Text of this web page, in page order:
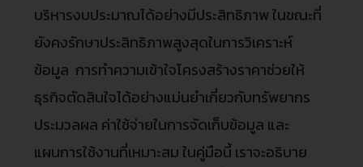
บริหารงบประมาณได้อย่างมีประสิทธิภาพ ในขณะที่
ยังคงรักษาประสิทธิภาพสูงสุดในการวิเคราะห์
ข้อมูล การทำความเข้าใจโครงสร้างราคาช่วยให้
ธุรกิจตัดสินใจได้อย่างแม่นยำเกี่ยวกับทรัพยากร
ประมวลผล ค่าใช้จ่ายในการจัดเก็บข้อมูล และ
แผนการใช้งานที่เหมาะสม ในคู่มือนี้ เราจะอธิบาย